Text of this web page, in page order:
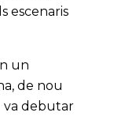
escenaris
un
de nou
va debutar